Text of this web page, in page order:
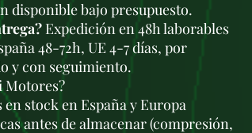
disponible bajo presupuesto.
Expedición en 48h laborables
48-72h, UE 4-7 días, por
y con seguimiento.
Motores?
stock en España y Europa
antes de almacenar (compresión,